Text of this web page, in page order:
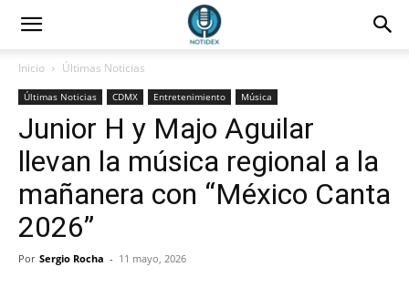
Inicio Últimas Noticias
Últimas Noticias CDMX Entretenimiento Música
Junior H y Majo Aguilar
llevan la música regional a la
mañanera con “México Canta
2026”
Por Sergio Rocha - 11 mayo, 2026